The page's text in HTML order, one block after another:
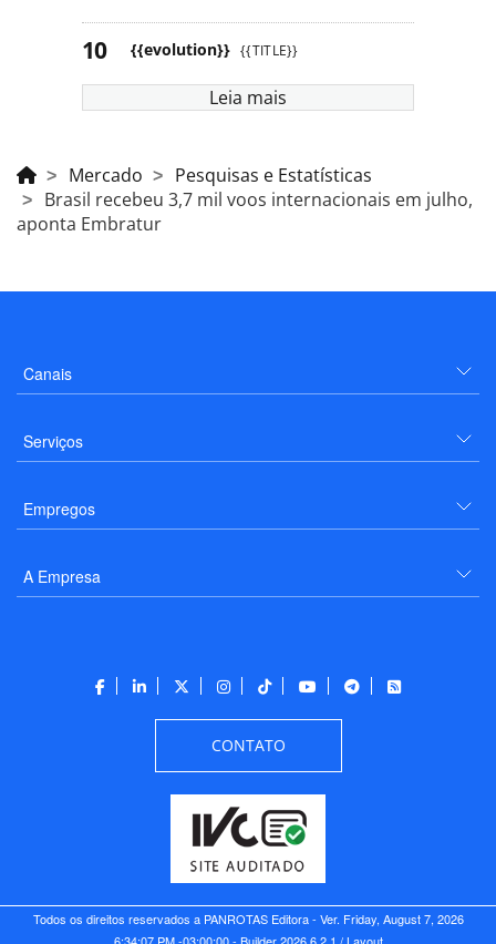
{{evolution}} {{TITLE}}
Leia mais
Mercado
Pesquisas e Estatísticas
Brasil recebeu 3,7 mil voos internacionais em julho,
aponta Embratur
Canais
Serviços
Empregos
A Empresa
CONTATO
Todos os direitos reservados a PANROTAS Editora - Ver. Friday, August 7, 2026